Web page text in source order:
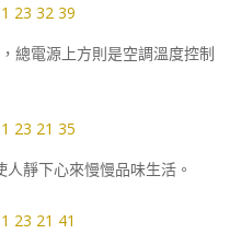
總電源上方則是空調溫度控制
靜下心來慢慢品味生活。